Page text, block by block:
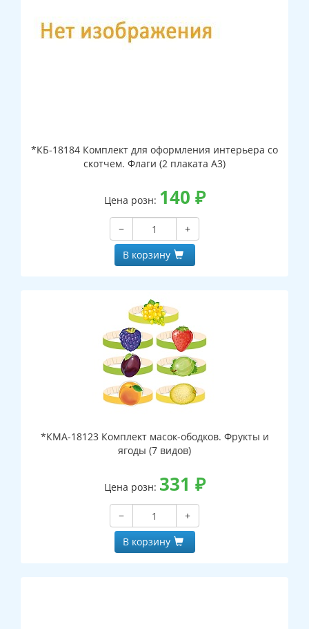
*КБ-18184 Комплект для оформления интерьера со
скотчем. Флаги (2 плаката А3)
Цена розн: 140 ₽
−
+
В корзину
*КМА-18123 Комплект масок-ободков. Фрукты и
ягоды (7 видов)
Цена розн: 331 ₽
−
+
В корзину